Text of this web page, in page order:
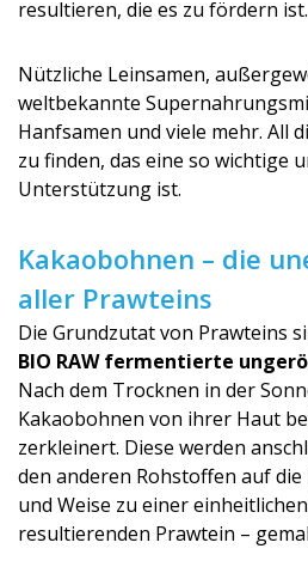
resultieren, die es zu fördern ist.
Nützliche Leinsamen,
weltbekannte
Hanfsamen und viele mehr. All
zu finden, das eine so wichtige
Unterstützung ist.
Kakaobohnen – die
aller Prawteins
Die Grundzutat von Prawteins
BIO RAW fermentierte
Nach dem Trocknen in der
Kakaobohnen von ihrer Haut
zerkleinert. Diese werden
den anderen Rohstoffen auf
und Weise zu einer
resultierenden Prawtein –